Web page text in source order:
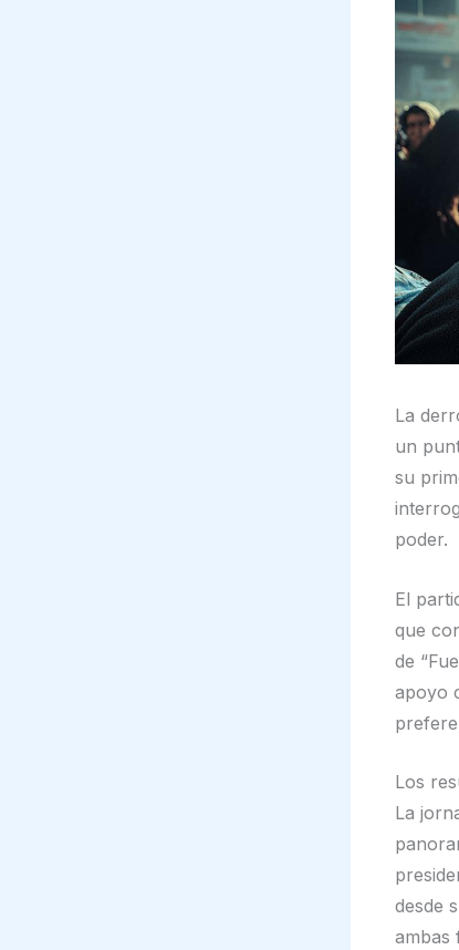
La
un
su
poder.
El
que
de
apoyo
Los
La
desde
ambas